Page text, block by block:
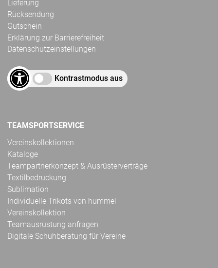
Lieferung
Rücksendung
Gutschein
Erklärung zur Barrierefreiheit
Datenschutzeinstellungen
Kontrastmodus aus
TEAMSPORTSERVICE
Vereinskollektionen
Kataloge
Teampartnerkonzept & Ausrüsterverträge
Textilbedruckung
Sublimation
Individuelle Trikots von hummel
Vereinskollektion
Teamausrüstung anfragen
Digitale Schuhberatung für Vereine